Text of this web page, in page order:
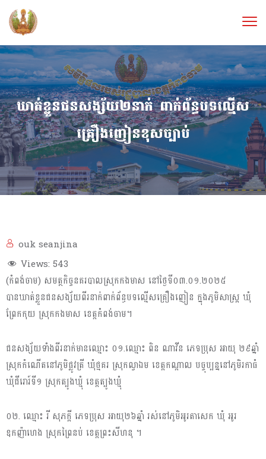
ឃាត់ខ្លួនជនសង្ស័យ២នាក់ ពាក់ព័ន្ធបទល្មើស
គ្រឿងញៀនខុសច្បាប់
ouk seanjina
Views: 543
(កំពង់ចាម) សមត្ថកិច្ចនគរបាលស្រុកកងមាស នៅថ្ងៃទី០៣.០១.២០២៥
បានឃាត់ខ្លួនជនសង្ស័យពីរនាក់ពាក់ព័ន្ធបទល្មើសគ្រឿងញៀន ក្នុងភូមិសាស្រ្ត ឃុំ
ព្រែកកុយ ស្រុកកងមាស ខេត្តកំពង់ចាម។
ជនសង្ស័យទាំងពីរនាក់មានឈ្មោះ ០១.ឈ្មោះ ពិន ណាវីន ភេទប្រុស អាយុ ២៩ឆ្នាំ
ស្រុកកំណេីតនៅភូមិផ្លូវត្រី ឃុំថ្មគរ ស្រុកល្វាឯម ខេត្តកណ្តាល បច្ចុប្បន្ននៅភូមិរកាធំ
ឃុំជីរោរ៍ទី១ ស្រុកត្បូងឃ្មុំ ខេត្តត្បូងឃ្មុំ
០២. ឈ្មោះ រី សុភក្តី ភេទប្រុស អាយុ២៦ឆ្នាំ រស់នៅភូមិអូរតាសេក ឃុំ អូរ
ឧកញ៉ាហេង ស្រុកព្រៃនប់ ខេត្តព្រះសីហនុ ។